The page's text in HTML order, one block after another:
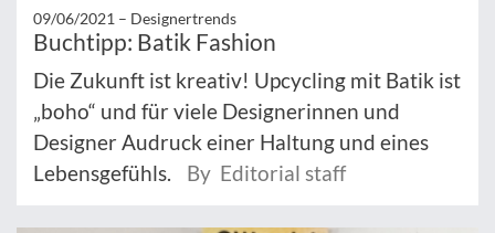
09/06/2021 – Designertrends
Buchtipp: Batik Fashion
Die Zukunft ist kreativ! Upcycling mit Batik ist
„boho“ und für viele Designerinnen und
Designer Audruck einer Haltung und eines
Lebensgefühls.
By Editorial staff